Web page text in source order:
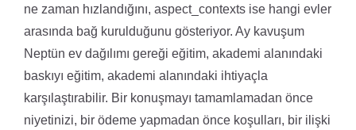
ne zaman hızlandığını, aspect_contexts ise hangi evler
arasında bağ kurulduğunu gösteriyor. Ay kavuşum
Neptün ev dağılımı gereği eğitim, akademi alanındaki
baskıyı eğitim, akademi alanındaki ihtiyaçla
karşılaştırabilir. Bir konuşmayı tamamlamadan önce
niyetinizi, bir ödeme yapmadan önce koşulları, bir ilişki